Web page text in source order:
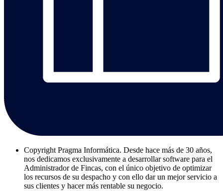
Copyright Pragma Informática. Desde hace más de 30 años,
nos dedicamos exclusivamente a desarrollar software para el
Administrador de Fincas, con el único objetivo de optimizar
los recursos de su despacho y con ello dar un mejor servicio a
sus clientes y hacer más rentable su negocio.